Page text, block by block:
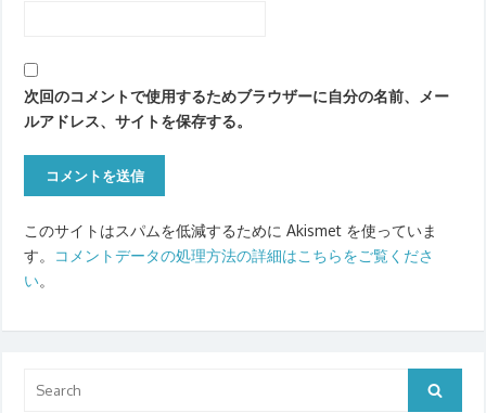
次回のコメントで使用するためブラウザーに自分の名前、メー
ルアドレス、サイトを保存する。
このサイトはスパムを低減するために Akismet を使っていま
す。
コメントデータの処理方法の詳細はこちらをご覧くださ
い。
for:
Search